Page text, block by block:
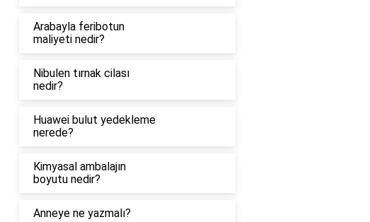
Arabayla feribotun
maliyeti nedir?
Nibulen tırnak cilası
nedir?
Huawei bulut yedekleme
nerede?
Kimyasal ambalajın
boyutu nedir?
Anneye ne yazmalı?